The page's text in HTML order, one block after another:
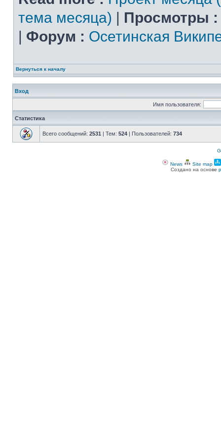
тема месяца) | Просмотры :
| Форум : Осетинская
Вернуться к началу
Вход
Имя пользователя:
Статистика
Всего сообщений: 2531 | Тем: 524 | Пользователей: 734
News Site map
Создано на основе